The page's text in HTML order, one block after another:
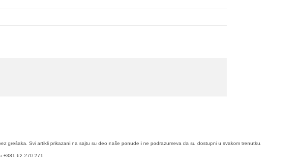
grešaka. Svi artikli prikazani na sajtu su deo naše ponude i ne podrazumeva da su dostupni u svakom trenutku.
+381 62 270 271